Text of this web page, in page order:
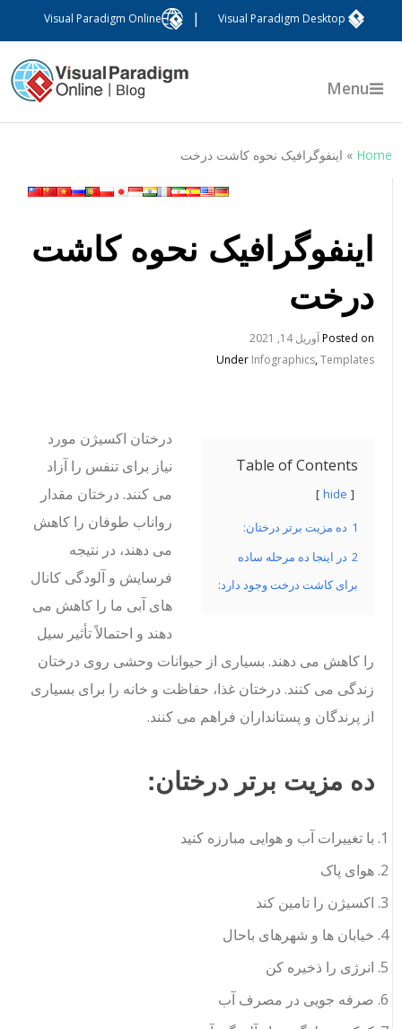
Visual Paradigm Desktop
Visual Paradigm Online
Menu
Home
» اینفوگرافیک نحوه کاشت درخت
اینفوگرافیک نحوه کاشت
درخت
Posted onآوریل 14, 2021
UnderInfographics,Templates
Table of Contents
hide
ده مزیت برتر درختان:
در اینجا ده مرحله ساده
برای کاشت درخت وجود دارد:
درختان اکسیژن مورد
نیاز برای تنفس را آزاد
می کنند. درختان مقدار
رواناب طوفان را کاهش
می دهند، در نتیجه
فرسایش و آلودگی کانال
های آبی ما را کاهش می
دهند و احتمالاً تأثیر سیل
را کاهش می دهند. بسیاری از حیوانات وحشی روی درختان
زندگی می کنند. درختان غذا، حفاظت و خانه را برای بسیاری
از پرندگان و پستانداران فراهم می کنند.
ده مزیت برتر درختان:
با تغییرات آب و هوایی مبارزه کنید
هوای پاک
اکسیژن را تامین کند
خیابان ها و شهرهای باحال
انرژی را ذخیره کن
صرفه جویی در مصرف آب